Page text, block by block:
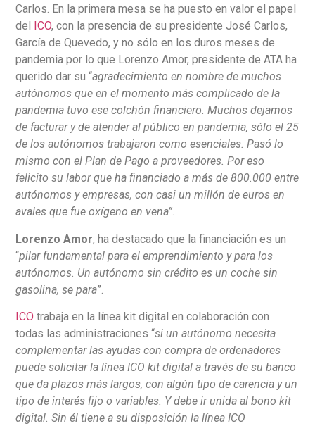
Carlos. En la primera mesa se ha puesto en valor el papel
del
ICO, con la presencia de su presidente José Carlos,
García de Quevedo, y no sólo en los duros meses de
pandemia por lo que Lorenzo Amor, presidente de ATA ha
querido dar su “agradecimiento en nombre de muchos
autónomos que en el momento más complicado de la
pandemia tuvo ese colchón financiero. Muchos dejamos
de facturar y de atender al público en pandemia, sólo el 25
de los autónomos trabajaron como esenciales. Pasó lo
mismo con el Plan de Pago a proveedores. Por eso
felicito su labor que ha financiado a más de 800.000 entre
autónomos y empresas, con casi un millón de euros en
avales que fue oxígeno en vena”.
Lorenzo Amor, ha destacado que la financiación es un
“pilar fundamental para el emprendimiento y para los
autónomos. Un autónomo sin crédito es un coche sin
gasolina, se para”.
ICOtrabaja en la línea kit digital en colaboración con
todas las administraciones “si un autónomo necesita
complementar las ayudas con compra de ordenadores
puede solicitar la línea ICO kit digital a través de su banco
que da plazos más largos, con algún tipo de carencia y un
tipo de interés fijo o variables. Y debe ir unida al bono kit
digital. Sin él tiene a su disposición la línea ICO